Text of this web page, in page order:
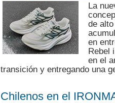
La
de
en
Rebel
en el
transición y entregando una
Chilenos en el